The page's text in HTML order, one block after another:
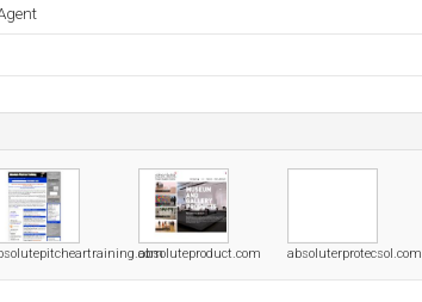
absoluteproduct.com absoluterprotecsol.com